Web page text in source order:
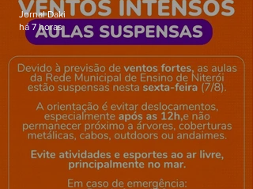
Jornal Daki
há 7 horas